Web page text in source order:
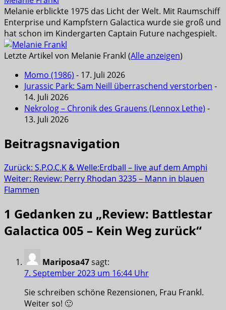
Melanie erblickte 1975 das Licht der Welt. Mit Raumschiff
Enterprise und Kampfstern Galactica wurde sie groß und
hat schon im Kindergarten Captain Future nachgespielt.
Letzte Artikel von Melanie Frankl (Alle anzeigen)
Momo (1986) - 17. Juli 2026
Jurassic Park: Sam Neill überraschend verstorben -
14. Juli 2026
Nekrolog – Chronik des Grauens (Lennox Lethe) -
13. Juli 2026
Beitragsnavigation
Zurück: S.P.O.C.K & Welle:Erdball – live auf dem Amphi
Weiter: Review: Perry Rhodan 3235 – Mann in blauen
Flammen
1 Gedanken zu „Review: Battlestar
Galactica 005 – Kein Weg zurück“
Mariposa47sagt:
7. September 2023 um 16:44 Uhr
Sie schreiben schöne Rezensionen, Frau Frankl.
Weiter so! 🙂